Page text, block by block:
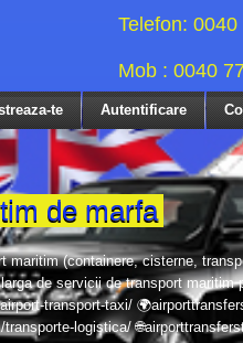
Telefon:
Mob : 0040
de marfa
maritim (containere, cisterne,
de servicii de transport maritim
transport-taxi/
logistica/
te Autentificare